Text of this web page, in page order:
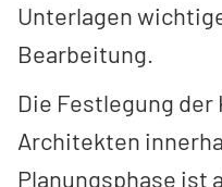
Unterlagen
Bearbeitung.
Die Festlegung
Architekten
Planungsphase ist